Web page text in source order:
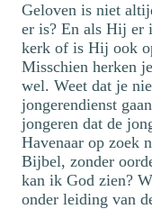
Geloven is niet
er is? En als Hij er
kerk of is Hij ook
Misschien herken
wel. Weet dat je
jongerendienst
jongeren dat de
Havenaar op zoek
Bijbel, zonder
kan ik God zien?
onder leiding van